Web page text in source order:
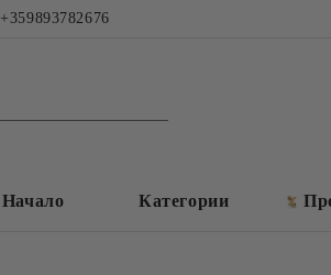
+359893782676
Начало Категории